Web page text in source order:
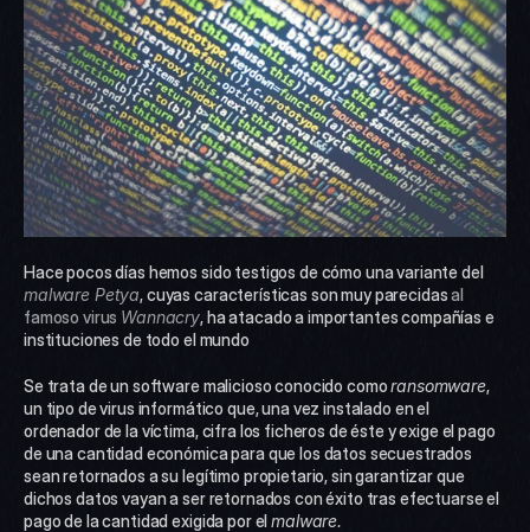
Hace pocos días hemos sido testigos de cómo una variante del
malware Petya, cuyas características son muy parecidas al
famoso virus Wannacry, ha atacado a importantes compañías e
instituciones de todo el mundo
Se trata de un software malicioso conocido como ransomware,
un tipo de virus informático que, una vez instalado en el
ordenador de la víctima, cifra los ficheros de éste y exige el pago
de una cantidad económica para que los datos secuestrados
sean retornados a su legítimo propietario, sin garantizar que
dichos datos vayan a ser retornados con éxito tras efectuarse el
pago de la cantidad exigida por el malware.